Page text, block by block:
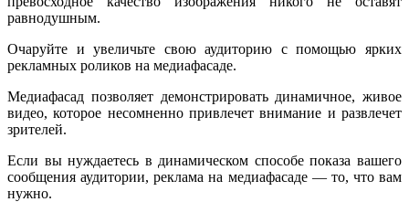
равнодушным.
Очаруйте и увеличьте свою аудиторию с помощью ярких
рекламных роликов на медиафасаде.
Медиафасад позволяет демонстрировать динамичное, живое
видео, которое несомненно привлечет внимание и развлечет
зрителей.
Если вы нуждаетесь в динамическом способе показа вашего
сообщения аудитории, реклама на медиафасаде — то, что вам
нужно.